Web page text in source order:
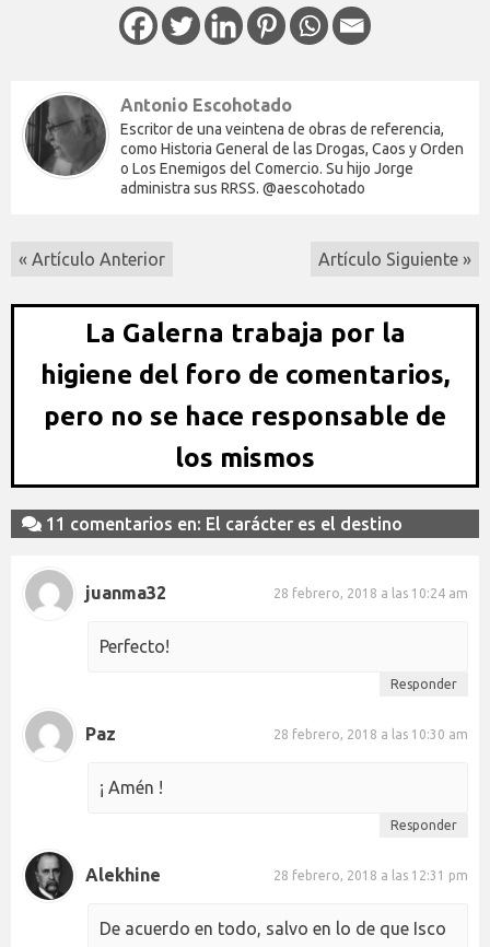
Antonio Escohotado
Escritor de una veintena de obras de referencia,
como Historia General de las Drogas, Caos y Orden
o Los Enemigos del Comercio. Su hijo Jorge
administra sus RRSS. @aescohotado
« Artículo Anterior Artículo Siguiente »
La Galerna trabaja por la
higiene del foro de comentarios,
pero no se hace responsable de
los mismos
11 comentarios en: El carácter es el destino
juanma32 28 febrero, 2018 a las 10:24 am
Perfecto!
Responder
Paz 28 febrero, 2018 a las 10:30 am
¡ Amén !
Responder
Alekhine 28 febrero, 2018 a las 12:31 pm
De acuerdo en todo, salvo en lo de que Isco